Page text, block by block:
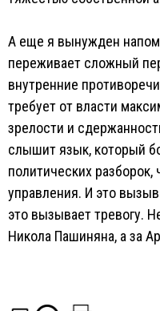
А еще я вынужден
переживает сложный
внутренние
требует от власти
зрелости и
слышит язык, который
политических
управления. И это
это вызывает тревогу.
Никола Пашиняна, а за